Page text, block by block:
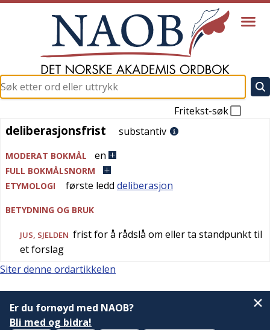
Fritekst-søk
deliberasjonsfrist
deliberasjonsfrist substantiv
MODERAT BOKMÅL en
FULL BOKMÅLSNORM
ETYMOLOGI
første ledd deliberasjon
BETYDNING OG BRUK
JUS, SJELDEN frist for å rådslå om eller ta standpunkt til
et forslag
Siter denne ordartikkelen
Er du fornøyd med NAOB?
Bli med og bidra!